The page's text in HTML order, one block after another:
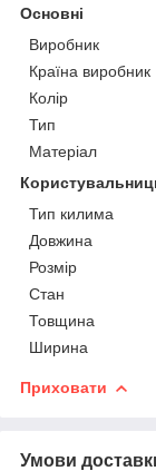
Основні
Виробник
Країна виробник
Колір
Тип
Матеріал
Тип килима
Довжина
Розмір
Стан
Товщина
Ширина
Приховати
Умови